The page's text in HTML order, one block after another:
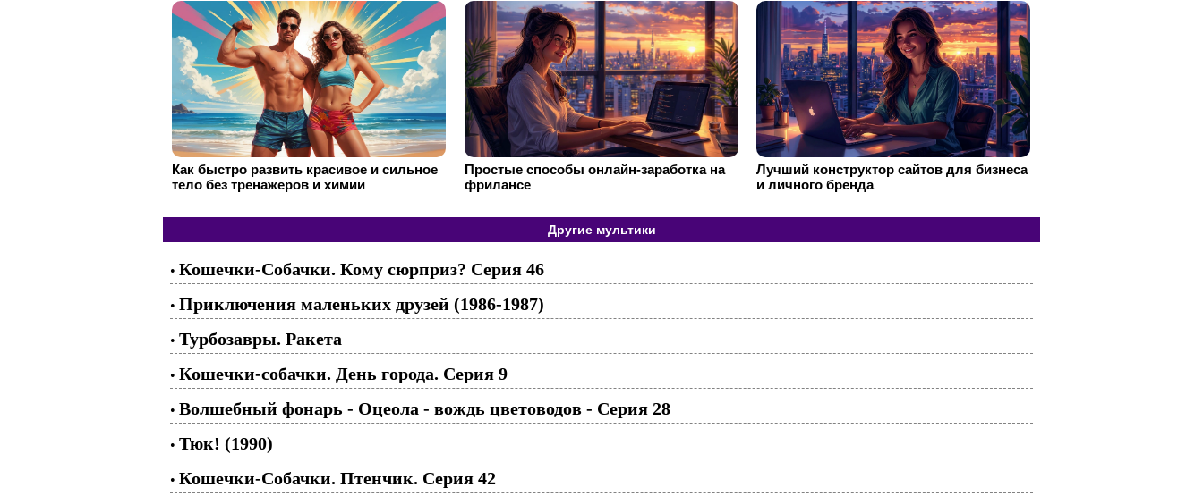
Как быстро развить красивое и сильное
тело без тренажеров и химии
Простые способы онлайн-заработка на
фрилансе
Лучший конструктор сайтов для бизнеса
и личного бренда
Другие мультики
• Кошечки-Собачки. Кому сюрприз? Серия 46
• Приключения маленьких друзей (1986-1987)
• Турбозавры. Ракета
• Кошечки-собачки. День города. Серия 9
• Волшебный фонарь - Оцеола - вождь цветоводов - Серия 28
• Тюк! (1990)
• Кошечки-Собачки. Птенчик. Серия 42